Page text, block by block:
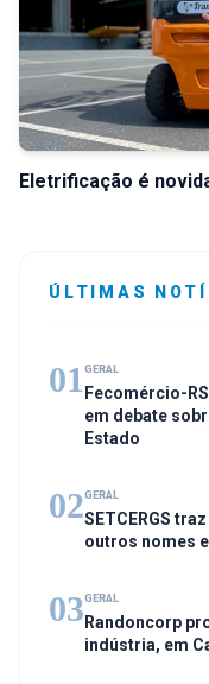
Eletrificação é
ÚLTIMAS
01 GERAL
Fecomércio-
em debate
Estado
02GERAL
SETCERGS
outros nomes
03GERAL
Randoncorp
indústria, em